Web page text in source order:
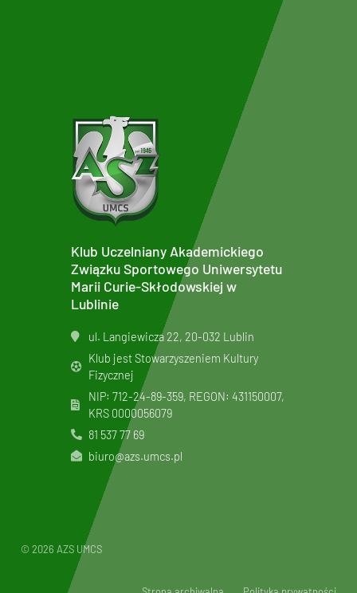
Klub Uczelniany Akademickiego
Związku Sportowego Uniwersytetu
Marii Curie-Skłodowskiej w
Lublinie
ul. Langiewicza 22, 20-032 Lublin
Klub jest Stowarzyszeniem Kultury
Fizycznej
NIP: 712-24-89-359, REGON: 431150007,
KRS 0000056079
81 537 77 69
biuro@azs.umcs.pl
© 2026 AZS UMCS